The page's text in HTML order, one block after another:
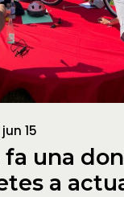
jun 15
una
a